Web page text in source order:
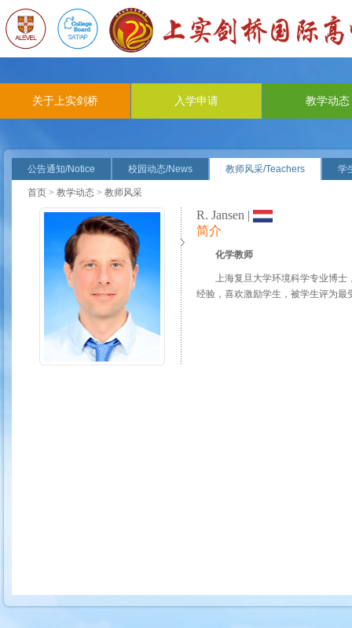
关于上实剑桥 入学申请 教学动态
公告通知/Notice 校园动态/News 教师风采/Teachers 学
首页 > 教学动态 > 教师风采
R. Jansen |
简介
化学教师
上海复旦大学环境科学专业博士
经验，喜欢激励学生，被学生评为最